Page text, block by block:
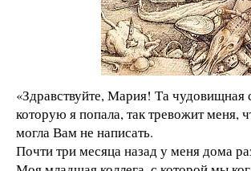
«Здравствуйте, Мария! Та чудовищная
которую я попала, так тревожит меня,
могла Вам не написать.
Почти три месяца назад у меня дома